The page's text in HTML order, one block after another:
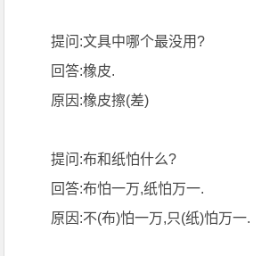
提问:文具中哪个最没用?
回答:橡皮.
原因:橡皮擦(差)
提问:布和纸怕什么?
回答:布怕一万,纸怕万一.
原因:不(布)怕一万,只(纸)怕万一.